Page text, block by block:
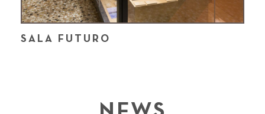
SALA FUTURO